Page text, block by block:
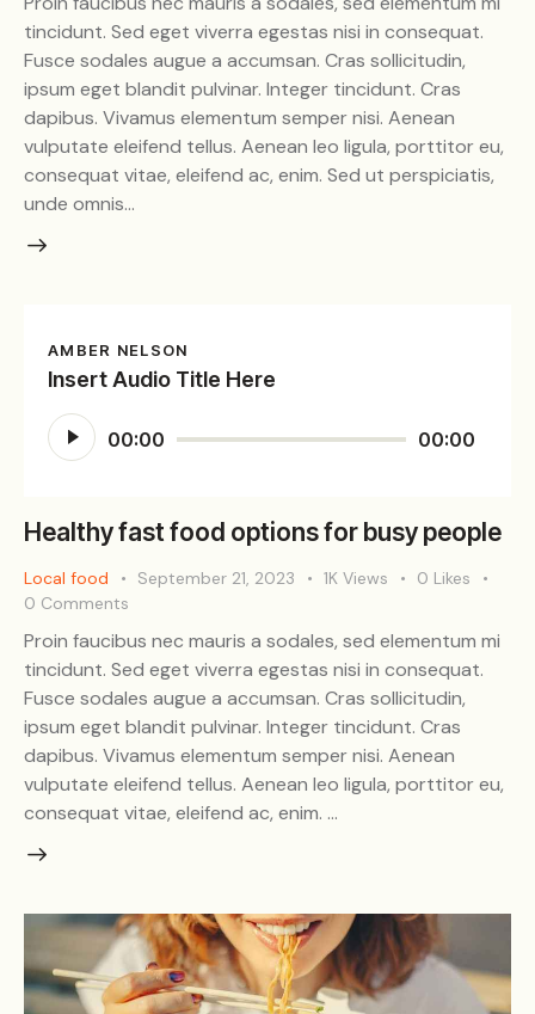
tincidunt. Sed eget viverra egestas nisi in consequat.
Fusce sodales augue a accumsan. Cras sollicitudin,
ipsum eget blandit pulvinar. Integer tincidunt. Cras
dapibus. Vivamus elementum semper nisi. Aenean
vulputate eleifend tellus. Aenean leo ligula, porttitor eu,
consequat vitae, eleifend ac, enim. Sed ut perspiciatis,
unde omnis…
AMBER NELSON
Insert Audio Title Here
Audio
Player 00:00 00:00
Healthy fast food options for busy people
Local food September 21, 2023 1K Views 0 Likes
0 Comments
Proin faucibus nec mauris a sodales, sed elementum mi
tincidunt. Sed eget viverra egestas nisi in consequat.
Fusce sodales augue a accumsan. Cras sollicitudin,
ipsum eget blandit pulvinar. Integer tincidunt. Cras
dapibus. Vivamus elementum semper nisi. Aenean
vulputate eleifend tellus. Aenean leo ligula, porttitor eu,
consequat vitae, eleifend ac, enim. …